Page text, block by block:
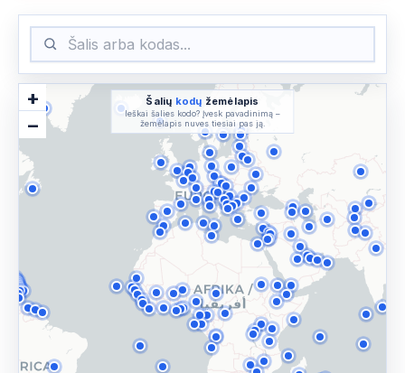
+
−
Šalių kodų žemėlapis
Ieškai šalies kodo? Įvesk pavadinimą –
žemėlapis nuves tiesiai pas ją.